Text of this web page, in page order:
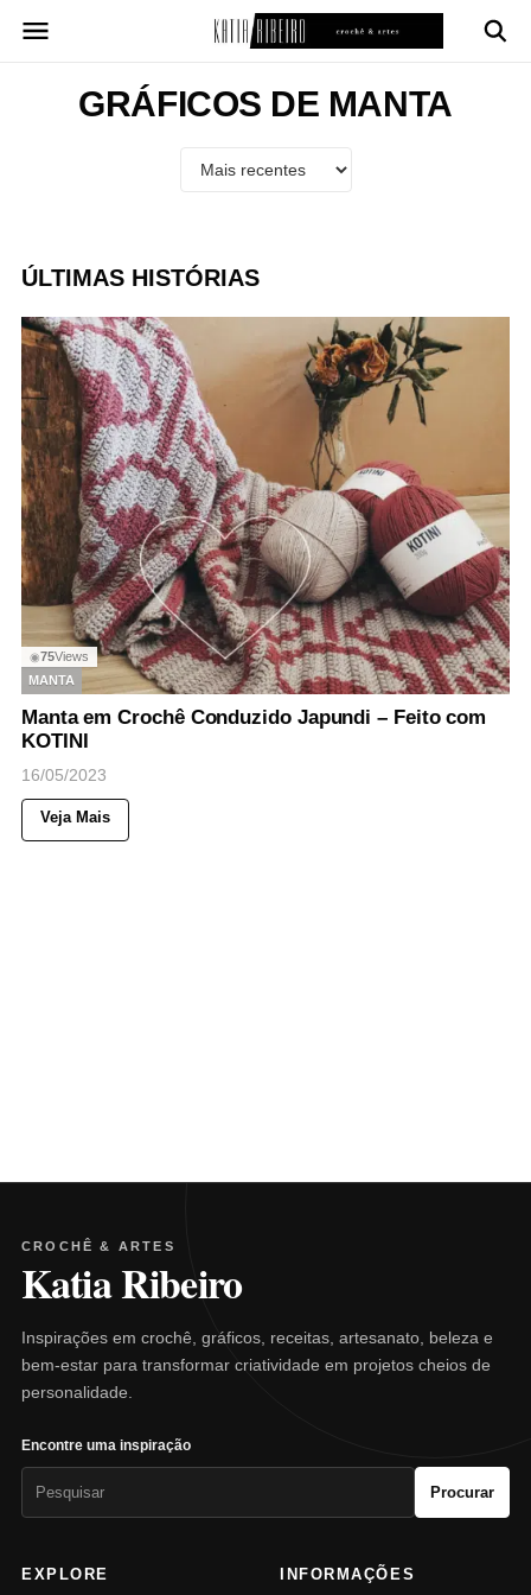
para
GRÁFICOS DE MANTA
ÚLTIMAS HISTÓRIAS
◉75Views
MANTA
Manta em Crochê Conduzido Japundi – Feito com
KOTINI
16/05/2023
Veja Mais
CROCHÊ & ARTES
Katia Ribeiro
Inspirações em crochê, gráficos, receitas, artesanato, beleza e
bem-estar para transformar criatividade em projetos cheios de
personalidade.
Encontre uma inspiração
Procurar
EXPLORE INFORMAÇÕES